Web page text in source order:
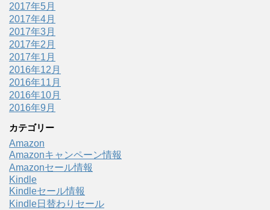
2017年5月
2017年4月
2017年3月
2017年2月
2017年1月
2016年12月
2016年11月
2016年10月
2016年9月
カテゴリー
Amazon
Amazonキャンペーン情報
Amazonセール情報
Kindle
Kindleセール情報
Kindle日替わりセール